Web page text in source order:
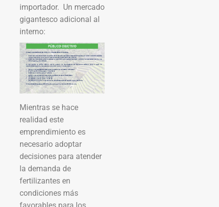
importador. Un mercado
gigantesco adicional al
interno:
Mientras se hace
realidad este
emprendimiento es
necesario adoptar
decisiones para atender
la demanda de
fertilizantes en
condiciones más
favorables para los